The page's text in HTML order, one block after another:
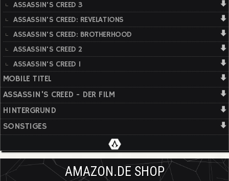
ASSASSIN'S CREED 3
ASSASSIN'S CREED: REVELATIONS
ASSASSIN'S CREED: BROTHERHOOD
ASSASSIN'S CREED 2
ASSASSIN'S CREED 1
MOBILE TITEL
ASSASSIN'S CREED - DER FILM
HINTERGRUND
SONSTIGES
AMAZON.DE SHOP